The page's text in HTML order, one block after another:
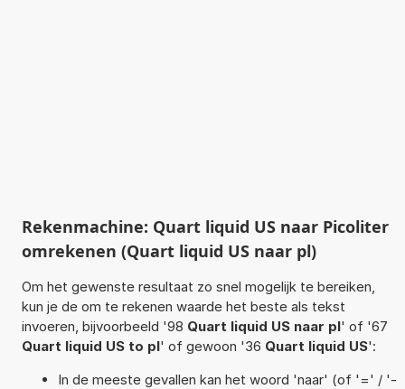
Rekenmachine: Quart liquid US naar Picoliter
omrekenen (Quart liquid US naar pl)
Om het gewenste resultaat zo snel mogelijk te bereiken,
kun je de om te rekenen waarde het beste als tekst
invoeren, bijvoorbeeld '98 Quart liquid US naar pl' of '67
Quart liquid US to pl' of gewoon '36 Quart liquid US':
In de meeste gevallen kan het woord 'naar' (of '=' / '-